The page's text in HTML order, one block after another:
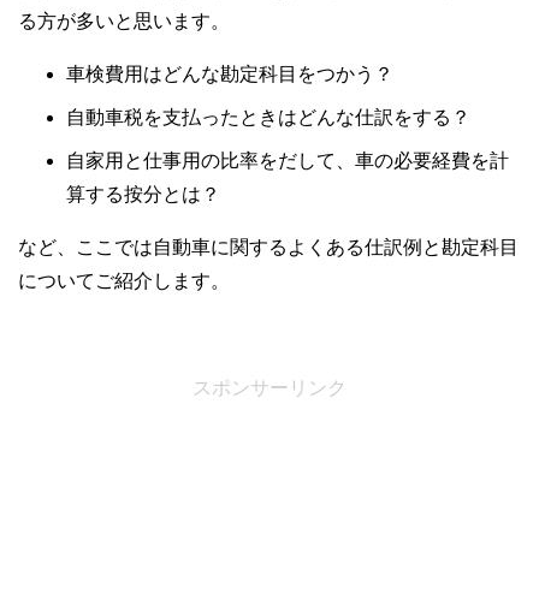
る方が多いと思います。
車検費用はどんな勘定科目をつかう？
自動車税を支払ったときはどんな仕訳をする？
自家用と仕事用の比率をだして、車の必要経費を計
算する按分とは？
など、ここでは自動車に関するよくある仕訳例と勘定科目
についてご紹介します。
スポンサーリンク